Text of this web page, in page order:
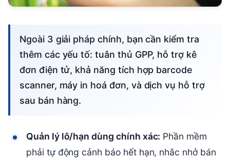
Ngoài 3 giải pháp chính, bạn cần kiểm tra
thêm các yếu tố: tuân thủ GPP, hỗ trợ kê
đơn điện tử, khả năng tích hợp barcode
scanner, máy in hoá đơn, và dịch vụ hỗ trợ
sau bán hàng.
Quản lý lô/hạn dùng chính xác: Phần mềm
phải tự động cảnh báo hết hạn, nhắc nhở bán